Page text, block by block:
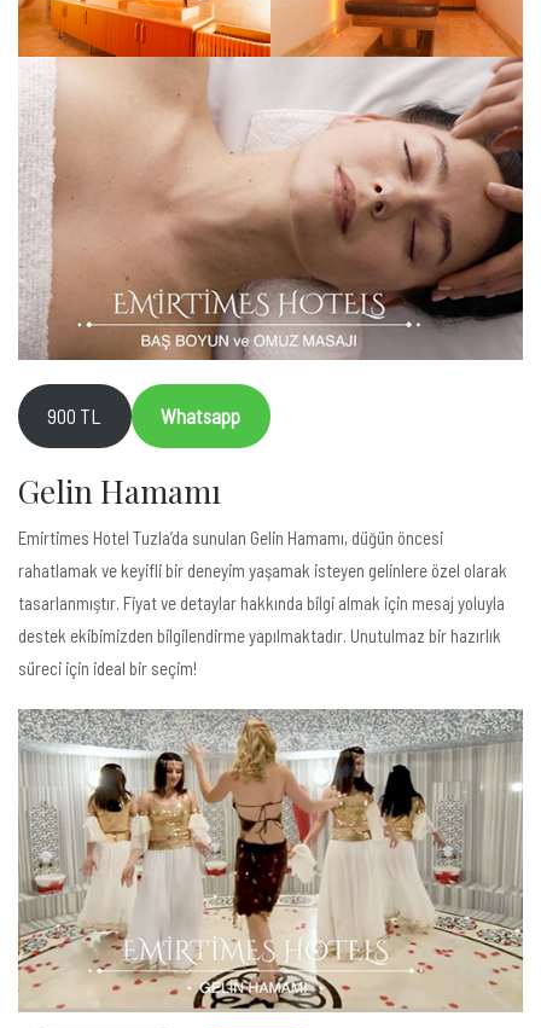
900 TL Whatsapp
Gelin Hamamı
Emirtimes Hotel Tuzla’da sunulan Gelin Hamamı, düğün öncesi
rahatlamak ve keyifli bir deneyim yaşamak isteyen gelinlere özel olarak
tasarlanmıştır. Fiyat ve detaylar hakkında bilgi almak için mesaj yoluyla
destek ekibimizden bilgilendirme yapılmaktadır. Unutulmaz bir hazırlık
süreci için ideal bir seçim!